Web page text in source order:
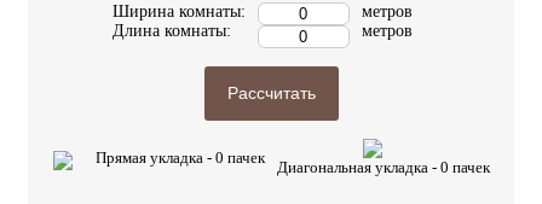
Ширина комнаты:
Длина комнаты:
метров
метров
Рассчитать
Прямая укладка - 0 пачек
Диагональная укладка - 0 пачек